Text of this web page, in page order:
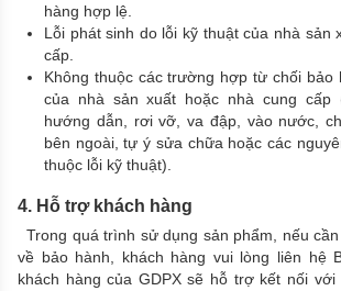
hàng hợp lệ.
Lỗi phát sinh do lỗi kỹ thuật của nhà sản
cấp.
Không thuộc các trường hợp từ chối bảo
của nhà sản xuất hoặc nhà cung cấp
hướng dẫn, rơi vỡ, va đập, vào nước,
bên ngoài, tự ý sửa chữa hoặc các
thuộc lỗi kỹ thuật).
4. Hỗ trợ khách hàng
Trong quá trình sử dụng sản phẩm, nếu
về bảo hành, khách hàng vui lòng liên hệ
khách hàng của GDPX sẽ hỗ trợ kết nối